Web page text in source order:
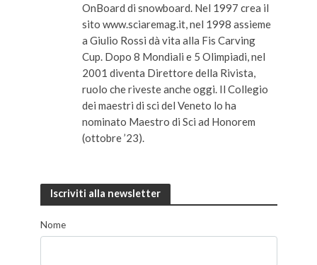
OnBoard di snowboard. Nel 1997 crea il
sito www.sciaremag.it, nel 1998 assieme
a Giulio Rossi dà vita alla Fis Carving
Cup. Dopo 8 Mondiali e 5 Olimpiadi, nel
2001 diventa Direttore della Rivista,
ruolo che riveste anche oggi. Il Collegio
dei maestri di sci del Veneto lo ha
nominato Maestro di Sci ad Honorem
(ottobre ’23).
Iscriviti alla newsletter
Nome